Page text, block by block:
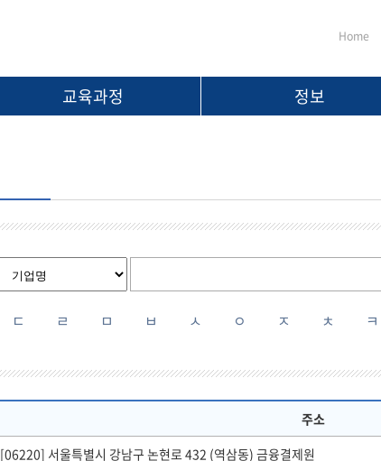
Home
교육과정 정보
ㄷ ㄹ ㅁ ㅂ ㅅ ㅇ ㅈ ㅊ ㅋ
주소
[06220] 서울특별시 강남구 논현로 432 (역삼동) 금융결제원